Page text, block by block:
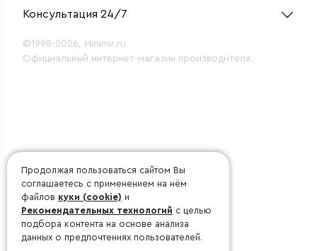
Консультация 24/7
©1998-2026, Minimir.ru
Официальный интернет-магазин производителя.
Продолжая пользоваться сайтом Вы
соглашаетесь с применением на нём
файлов куки (cookie) и
Рекомендательных технологий с целью
подбора контента на основе анализа
данных о предпочтениях пользователей.